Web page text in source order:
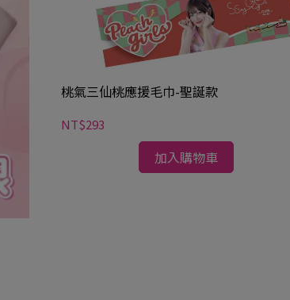
桃氣三仙桃應援毛巾-聖誕款
NT$293
加入購物車